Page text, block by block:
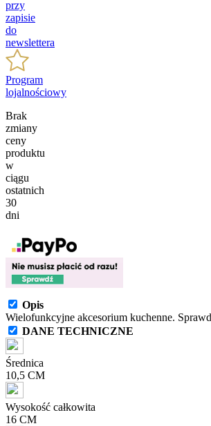
przy
zapisie
do
newslettera
Program
lojalnościowy
Brak
zmiany
ceny
produktu
w
ciągu
ostatnich
30
dni
Opis
Wielofunkcyjne akcesorium kuchenne.
DANE TECHNICZNE
Średnica
10,5 CM
Wysokość całkowita
16 CM